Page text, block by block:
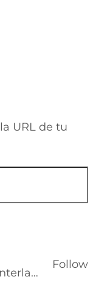
URL de tu
@interlan.ec@interlan.ec
Follow